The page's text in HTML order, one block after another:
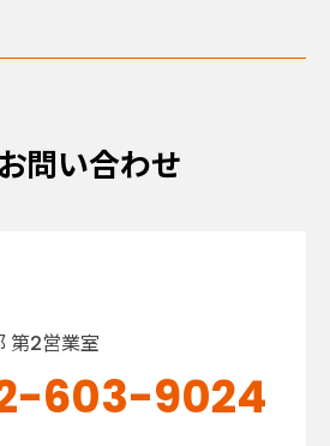
問い合わせ
第2営業室
603-9024